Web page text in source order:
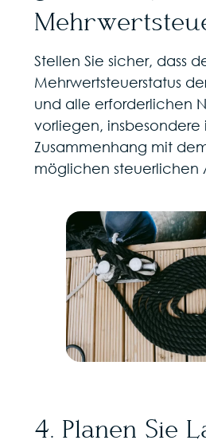
Stellen Sie sicher, dass
Mehrwertsteuerstatus
und alle erforderlichen
vorliegen, insbesondere
Zusammenhang mit
möglichen steuerlichen
4. Planen Sie